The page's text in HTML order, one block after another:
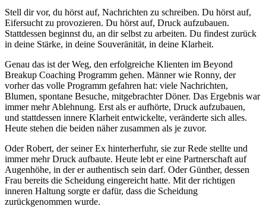
Stell dir vor, du hörst auf, Nachrichten zu schreiben. Du hörst auf,
Eifersucht zu provozieren. Du hörst auf, Druck aufzubauen.
Stattdessen beginnst du, an dir selbst zu arbeiten. Du findest zurück
in deine Stärke, in deine Souveränität, in deine Klarheit.
Genau das ist der Weg, den erfolgreiche Klienten im Beyond
Breakup Coaching Programm gehen. Männer wie Ronny, der
vorher das volle Programm gefahren hat: viele Nachrichten,
Blumen, spontane Besuche, mitgebrachter Döner. Das Ergebnis war
immer mehr Ablehnung. Erst als er aufhörte, Druck aufzubauen,
und stattdessen innere Klarheit entwickelte, veränderte sich alles.
Heute stehen die beiden näher zusammen als je zuvor.
Oder Robert, der seiner Ex hinterherfuhr, sie zur Rede stellte und
immer mehr Druck aufbaute. Heute lebt er eine Partnerschaft auf
Augenhöhe, in der er authentisch sein darf. Oder Günther, dessen
Frau bereits die Scheidung eingereicht hatte. Mit der richtigen
inneren Haltung sorgte er dafür, dass die Scheidung
zurückgenommen wurde.